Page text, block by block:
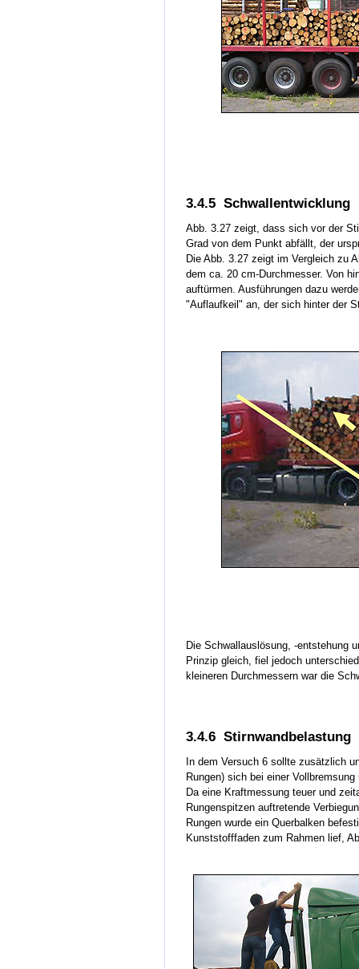
3.4.5 Schwallentwicklung
Abb. 3.27 zeigt, dass sich vor der
Grad von dem Punkt abfällt, der
Die Abb. 3.27 zeigt im Vergleich zu
dem ca. 20 cm-Durchmesser. Von
auftürmen. Ausführungen dazu
"Auflaufkeil" an, der sich hinter der
Die Schwallauslösung, -entstehung
Prinzip gleich, fiel jedoch
kleineren Durchmessern war die
3.4.6 Stirnwandbelastung
In dem Versuch 6 sollte zusätzlich
Rungen) sich bei einer
Da eine Kraftmessung teuer und
Rungenspitzen auftretende
Rungen wurde ein Querbalken
Kunststofffaden zum Rahmen lief,